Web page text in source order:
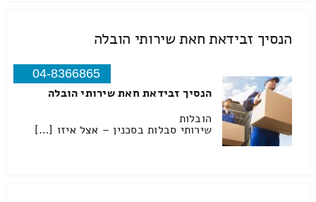
הנסיך זבידאת חאת שירותי הובלה
04-8366865
הנסיך זבידאת חאת שירותי הובלה
הובלות
שירותי סבלות בסכנין – אצל איזו […]